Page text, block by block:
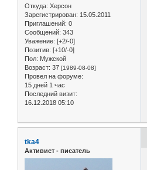
Откуда: Херсон
Зарегистрирован: 15.05.2011
Приглашений: 0
Сообщений: 343
Уважение: [+2/-0]
Позитив: [+10/-0]
Пол: Мужской
Возраст: 37 [1989-08-08]
Провел на форуме:
15 дней 1 час
Последний визит:
16.12.2018 05:10
tka4
Активист - писатель